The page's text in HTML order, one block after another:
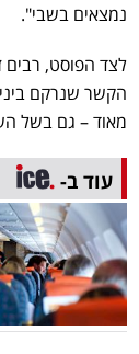
נמצאים בשבי".
לצד הפוסט, רבים
הקשר שנרקם
מאוד – גם בשל
עוד ב-